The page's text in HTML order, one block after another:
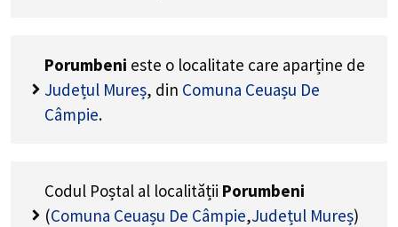
Porumbeni este o localitate care aparține de
Județul Mureș, din Comuna Ceuașu De
Câmpie.
Codul Poștal al localității Porumbeni
(Comuna Ceuașu De Câmpie,Județul Mureș)